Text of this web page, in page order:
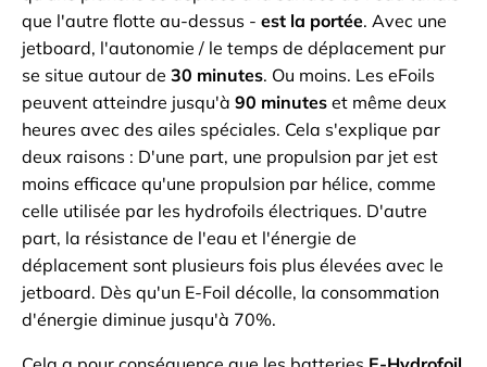
que l'autre flotte au-dessus - est la portée. Avec une
jetboard, l'autonomie / le temps de déplacement pur
se situe autour de 30 minutes. Ou moins. Les eFoils
peuvent atteindre jusqu'à 90 minutes et même deux
heures avec des ailes spéciales. Cela s'explique par
deux raisons : D'une part, une propulsion par jet est
moins efficace qu'une propulsion par hélice, comme
celle utilisée par les hydrofoils électriques. D'autre
part, la résistance de l'eau et l'énergie de
déplacement sont plusieurs fois plus élevées avec le
jetboard. Dès qu'un E-Foil décolle, la consommation
d'énergie diminue jusqu'à 70%.